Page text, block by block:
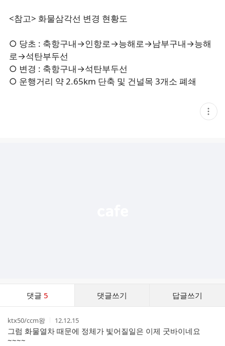
<참고> 화물삼각선 변경 현황도
○ 당초 : 축항구내→인항로→능해로→남부구내→능해
로→석탄부두선
○ 변경 : 축항구내→석탄부두선
○ 운행거리 약 2.65km 단축 및 건널목 3개소 폐쇄
현
재
댓글 5 댓글쓰기 답글쓰기
작
성
자
ktx50/ccm왕
작
성
시
12.12.15
그럼 화물열차 때문에 정체가 빛어질일은 이제 굿바이네요
~~~~